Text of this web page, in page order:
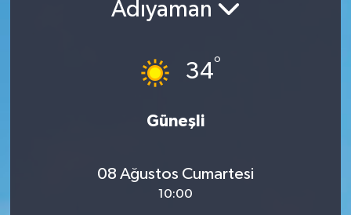
Adıyaman
34°
Güneşli
08 Ağustos Cumartesi
10:00